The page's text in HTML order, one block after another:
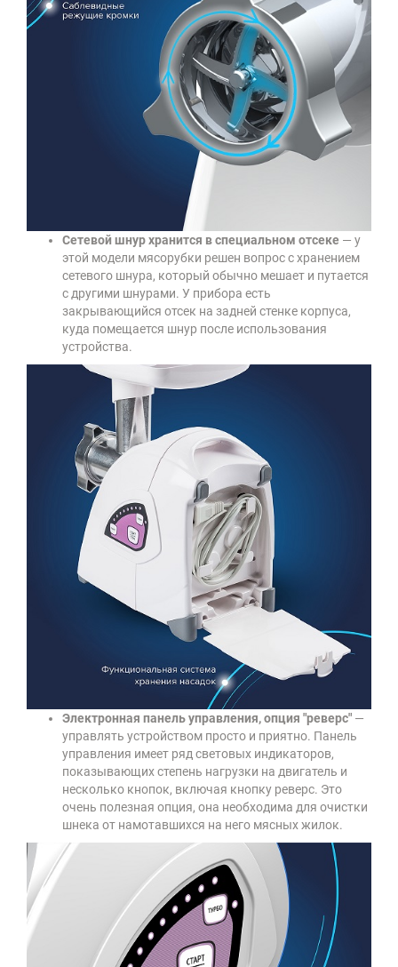
Сетевой шнур хранится в специальном отсеке — у
этой модели мясорубки решен вопрос с хранением
сетевого шнура, который обычно мешает и путается
с другими шнурами. У прибора есть
закрывающийся отсек на задней стенке корпуса,
куда помещается шнур после использования
устройства.
Электронная панель управления, опция "реверс" —
управлять устройством просто и приятно. Панель
управления имеет ряд световых индикаторов,
показывающих степень нагрузки на двигатель и
несколько кнопок, включая кнопку реверс. Это
очень полезная опция, она необходима для очистки
шнека от намотавшихся на него мясных жилок.